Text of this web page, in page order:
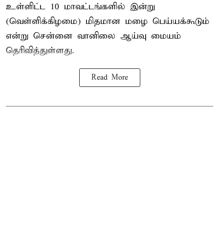
உள்ளிட்ட 10 மாவட்டங்களில் இன்று
(வெள்ளிக்கிழமை) மிதமான மழை பெய்யக்கூடும்
என்று சென்னை வானிலை ஆய்வு மையம்
தெரிவித்துள்ளது.
Read More